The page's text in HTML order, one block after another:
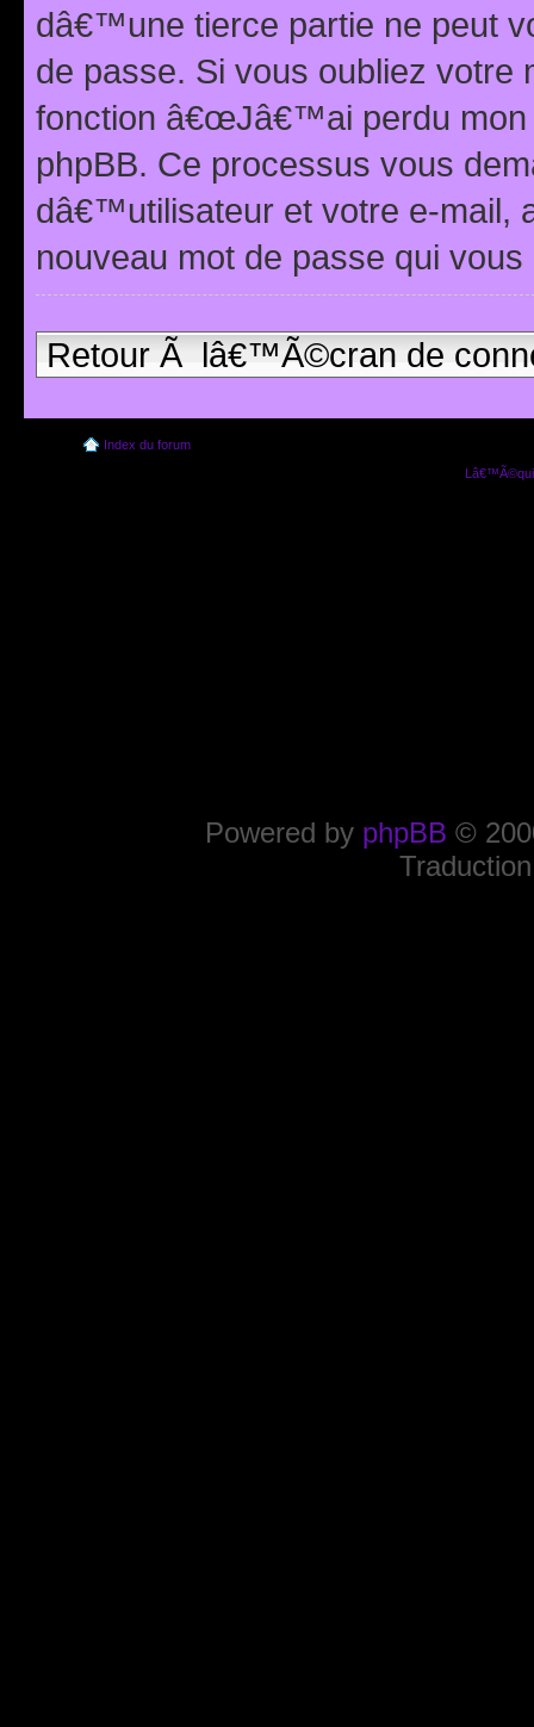
dâ€™une tierce partie ne peut
de passe. Si vous oubliez votre
fonction â€œJâ€™ai perdu mon
phpBB. Ce processus vous
dâ€™utilisateur et votre e-mail,
nouveau mot de passe qui
Retour Ã lâ€™Ã©cran de
Index du forum
Powered by phpBB ©